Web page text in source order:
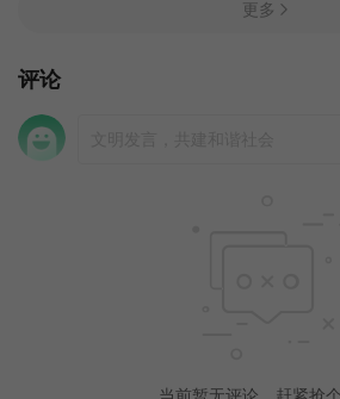
更多
评论
当前暂无评论，赶紧抢